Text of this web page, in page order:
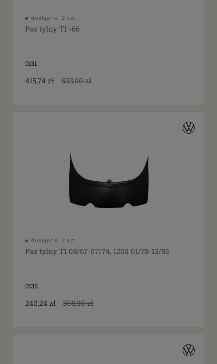
dostępne: 2 szt.
Pas tylny T1 -66
0131
415,74 zł 533,00 zł
dostępne: 2 szt.
Pas tylny T1 08/67-07/74, 1200 01/78-12/85
0132
240,24 zł 308,00 zł